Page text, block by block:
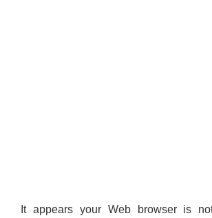
It appears your Web browser is